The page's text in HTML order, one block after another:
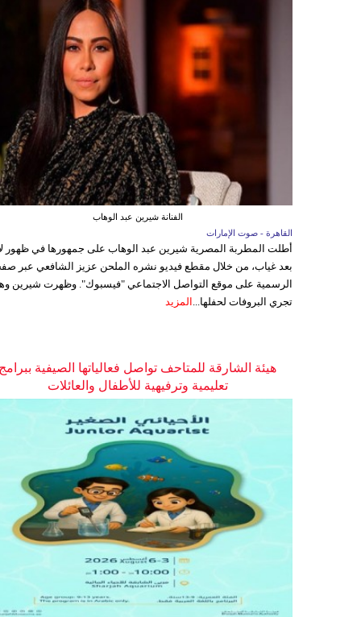
الفنانة شيرين عبد الوهاب
القاهرة - صوت الإمارات
أطلت المطربة المصرية شيرين عبد الوهاب على جمهورها في ظهور
بعد غياب، من خلال مقطع فيديو نشره الملحن عزيز الشافعي عبر
الرسمية على موقع التواصل الاجتماعي "فيسبوك". وظهرت شيرين
تجري البروفات لحفلها... المزيد
هيئة الشارقة للمتاحف تواصل فعالياتها الصيفية
تعليمية وترفيهية للأطفال والعائلات